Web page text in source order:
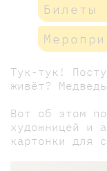
Билеты
Тук-тук!
живёт?
Вот об этом
художницей и
картонки для